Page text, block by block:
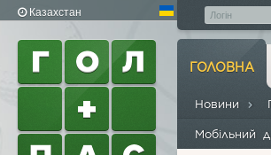
Казахстан
ГОЛОВНА
Новини
Мобільний